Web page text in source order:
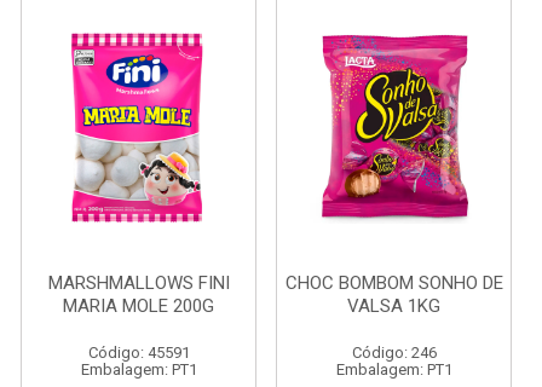
MARSHMALLOWS FINI
MARIA MOLE 200G
Código: 45591
Embalagem: PT1
CHOC BOMBOM SONHO DE
VALSA 1KG
Código: 246
Embalagem: PT1